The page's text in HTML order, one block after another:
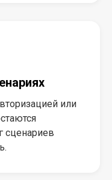
или
сценариев